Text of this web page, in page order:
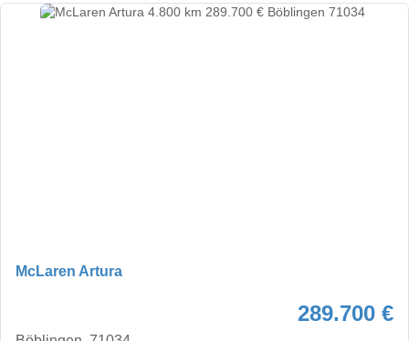
McLaren Artura
289.700 €